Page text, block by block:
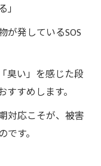
が発しているSOS
臭い」を感じた段
すめします。
対応こそが、被害
す。